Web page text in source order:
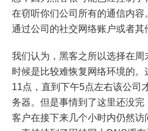
在窃听你们公司所有的通信内容
通过公司的社交网络账户或者其
我们认为，黑客之所以选择在
时候是比较难恢复网络环境的
11点，直到下午5点左右该公司
务器。但是事情到了这里还没完
客户在接下来几个小时内仍然